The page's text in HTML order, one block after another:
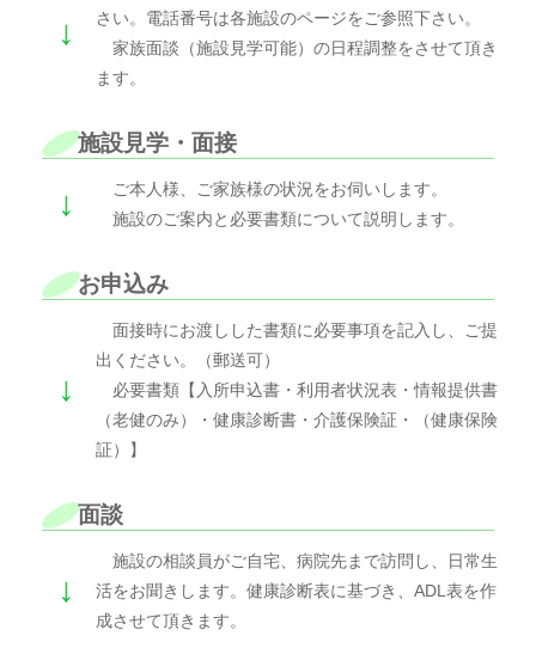
↓
さい。電話番号は各施設のページをご参照下さい。
家族面談（施設見学可能）の日程調整をさせて頂き
ます。
施設見学・面接
↓
ご本人様、ご家族様の状況をお伺いします。
施設のご案内と必要書類について説明します。
お申込み
↓
面接時にお渡しした書類に必要事項を記入し、ご提
出ください。（郵送可）
必要書類【入所申込書・利用者状況表・情報提供書
（老健のみ）・健康診断書・介護保険証・（健康保険
証）】
面談
↓
施設の相談員がご自宅、病院先まで訪問し、日常生
活をお聞きします。健康診断表に基づき、ADL表を作
成させて頂きます。